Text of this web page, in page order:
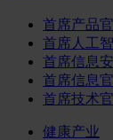
首席产品官
首席人工
首席信息
首席信息官
首席技术官
健康产业